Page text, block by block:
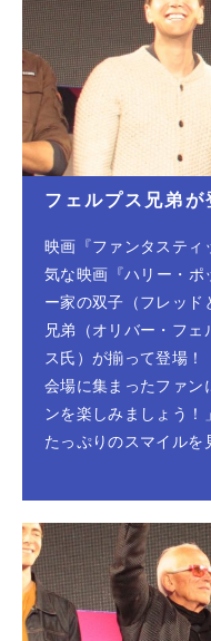
フェルプス兄弟が
映画『ファンタスティ
気な映画『ハリー・
ー家の双子（フレッド
兄弟（オリバー・フ
ス氏）が揃って登場！
会場に集まったファン
ンを楽しみましょう
たっぷりのスマイルを